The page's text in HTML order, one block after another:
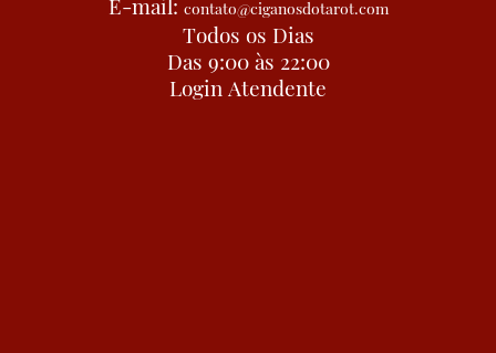
contato@ciganosdotarot.com
Todos os Dias
Das 9:00 às 22:00
Login Atendente